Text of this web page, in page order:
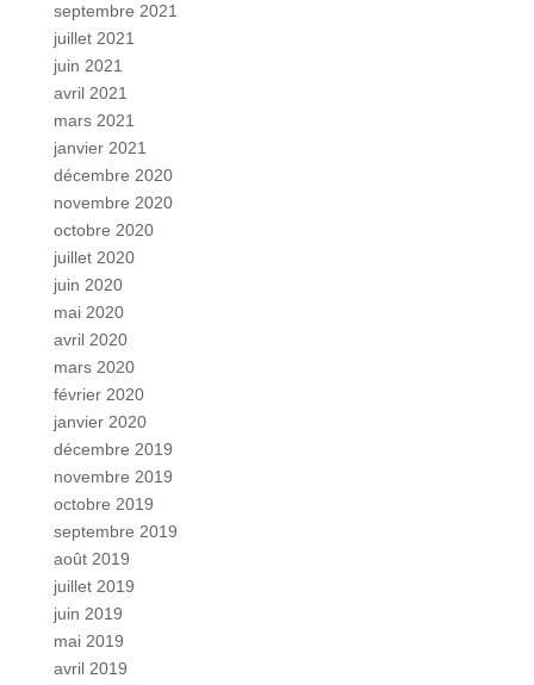
septembre 2021
juillet 2021
juin 2021
avril 2021
mars 2021
janvier 2021
décembre 2020
novembre 2020
octobre 2020
juillet 2020
juin 2020
mai 2020
avril 2020
mars 2020
février 2020
janvier 2020
décembre 2019
novembre 2019
octobre 2019
septembre 2019
août 2019
juillet 2019
juin 2019
mai 2019
avril 2019